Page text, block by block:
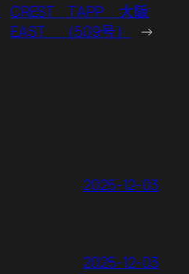
CREST TAPP 大阪
EAST （509号）
→
2025-12-03
2025-12-03